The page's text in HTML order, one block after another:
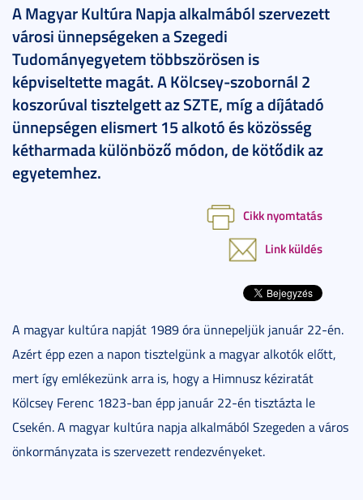
A Magyar Kultúra Napja alkalmából szervezett
városi ünnepségeken a Szegedi
Tudományegyetem többszörösen is
képviseltette magát. A Kölcsey-szobornál 2
koszorúval tisztelgett az SZTE, míg a díjátadó
ünnepségen elismert 15 alkotó és közösség
kétharmada különböző módon, de kötődik az
egyetemhez.
Cikk nyomtatás
Link küldés
A magyar kultúra napját 1989 óra ünnepeljük január 22-én.
Azért épp ezen a napon tisztelgünk a magyar alkotók előtt,
mert így emlékezünk arra is, hogy a Himnusz kéziratát
Kölcsey Ferenc 1823-ban épp január 22-én tisztázta le
Csekén. A magyar kultúra napja alkalmából Szegeden a város
önkormányzata is szervezett rendezvényeket.